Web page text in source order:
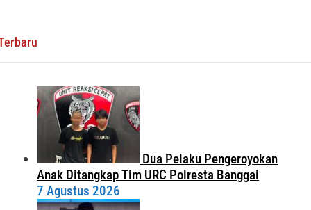
Dua Pelaku Pengeroyokan
Anak Ditangkap Tim URC Polresta Banggai
7 Agustus 2026